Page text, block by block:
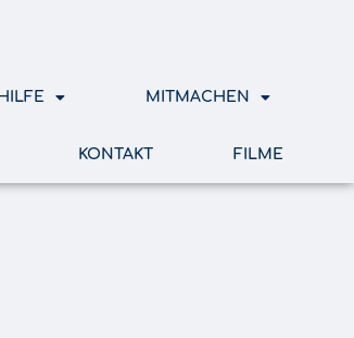
MITMACHEN
KONTAKT FILME